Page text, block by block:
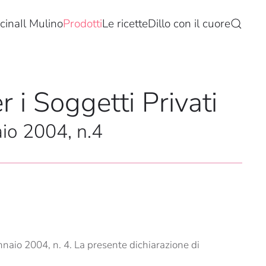
Il MulinoProdottiLe ricetteDillo con il cuore
i Soggetti Privati
2004, n.4
2004, n. 4. La presente dichiarazione di